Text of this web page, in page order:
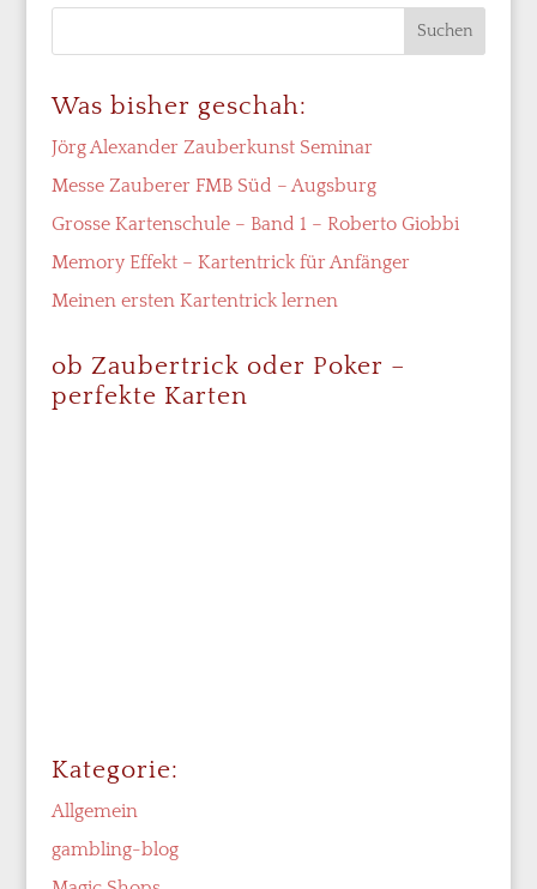
Was bisher geschah:
Jörg Alexander Zauberkunst Seminar
Messe Zauberer FMB Süd – Augsburg
Grosse Kartenschule – Band 1 – Roberto Giobbi
Memory Effekt – Kartentrick für Anfänger
Meinen ersten Kartentrick lernen
ob Zaubertrick oder Poker –
perfekte Karten
Kategorie:
Allgemein
gambling-blog